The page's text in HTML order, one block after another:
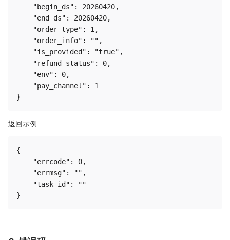
    "begin_ds": 20260420,
    "end_ds": 20260420,
    "order_type": 1,
    "order_info": "",
    "is_provided": "true",
    "refund_status": 0,
    "env": 0,
    "pay_channel": 1
返回示例
{
    "errcode": 0,
    "errmsg": "",
    "task_id": ""